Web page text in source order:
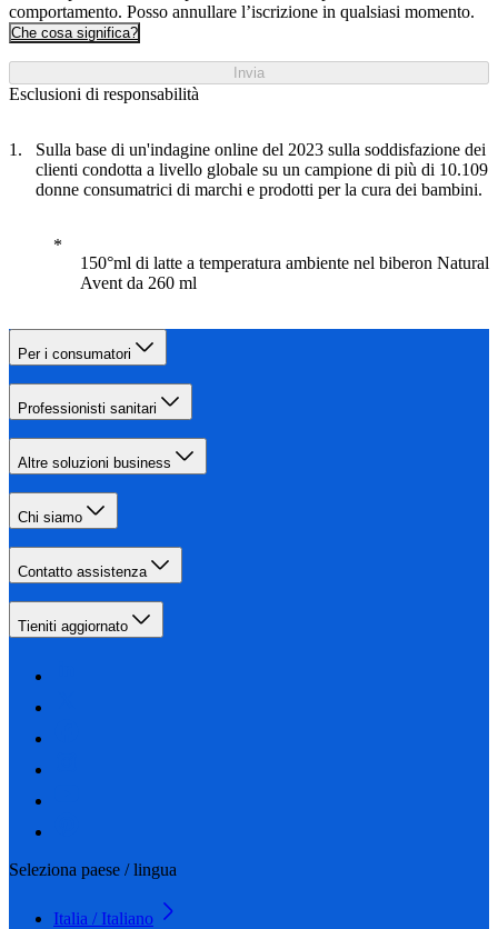
comportamento. Posso annullare l’iscrizione in qualsiasi momento.
Che cosa significa?
Invia
Esclusioni di responsabilità
Sulla base di un'indagine online del 2023 sulla soddisfazione dei
clienti condotta a livello globale su un campione di più di 10.109
donne consumatrici di marchi e prodotti per la cura dei bambini.
150°ml di latte a temperatura ambiente nel biberon Natural
Avent da 260 ml
Per i consumatori
Professionisti sanitari
Altre soluzioni business
Chi siamo
Contatto assistenza
Tieniti aggiornato
Seleziona paese / lingua
Italia / Italiano